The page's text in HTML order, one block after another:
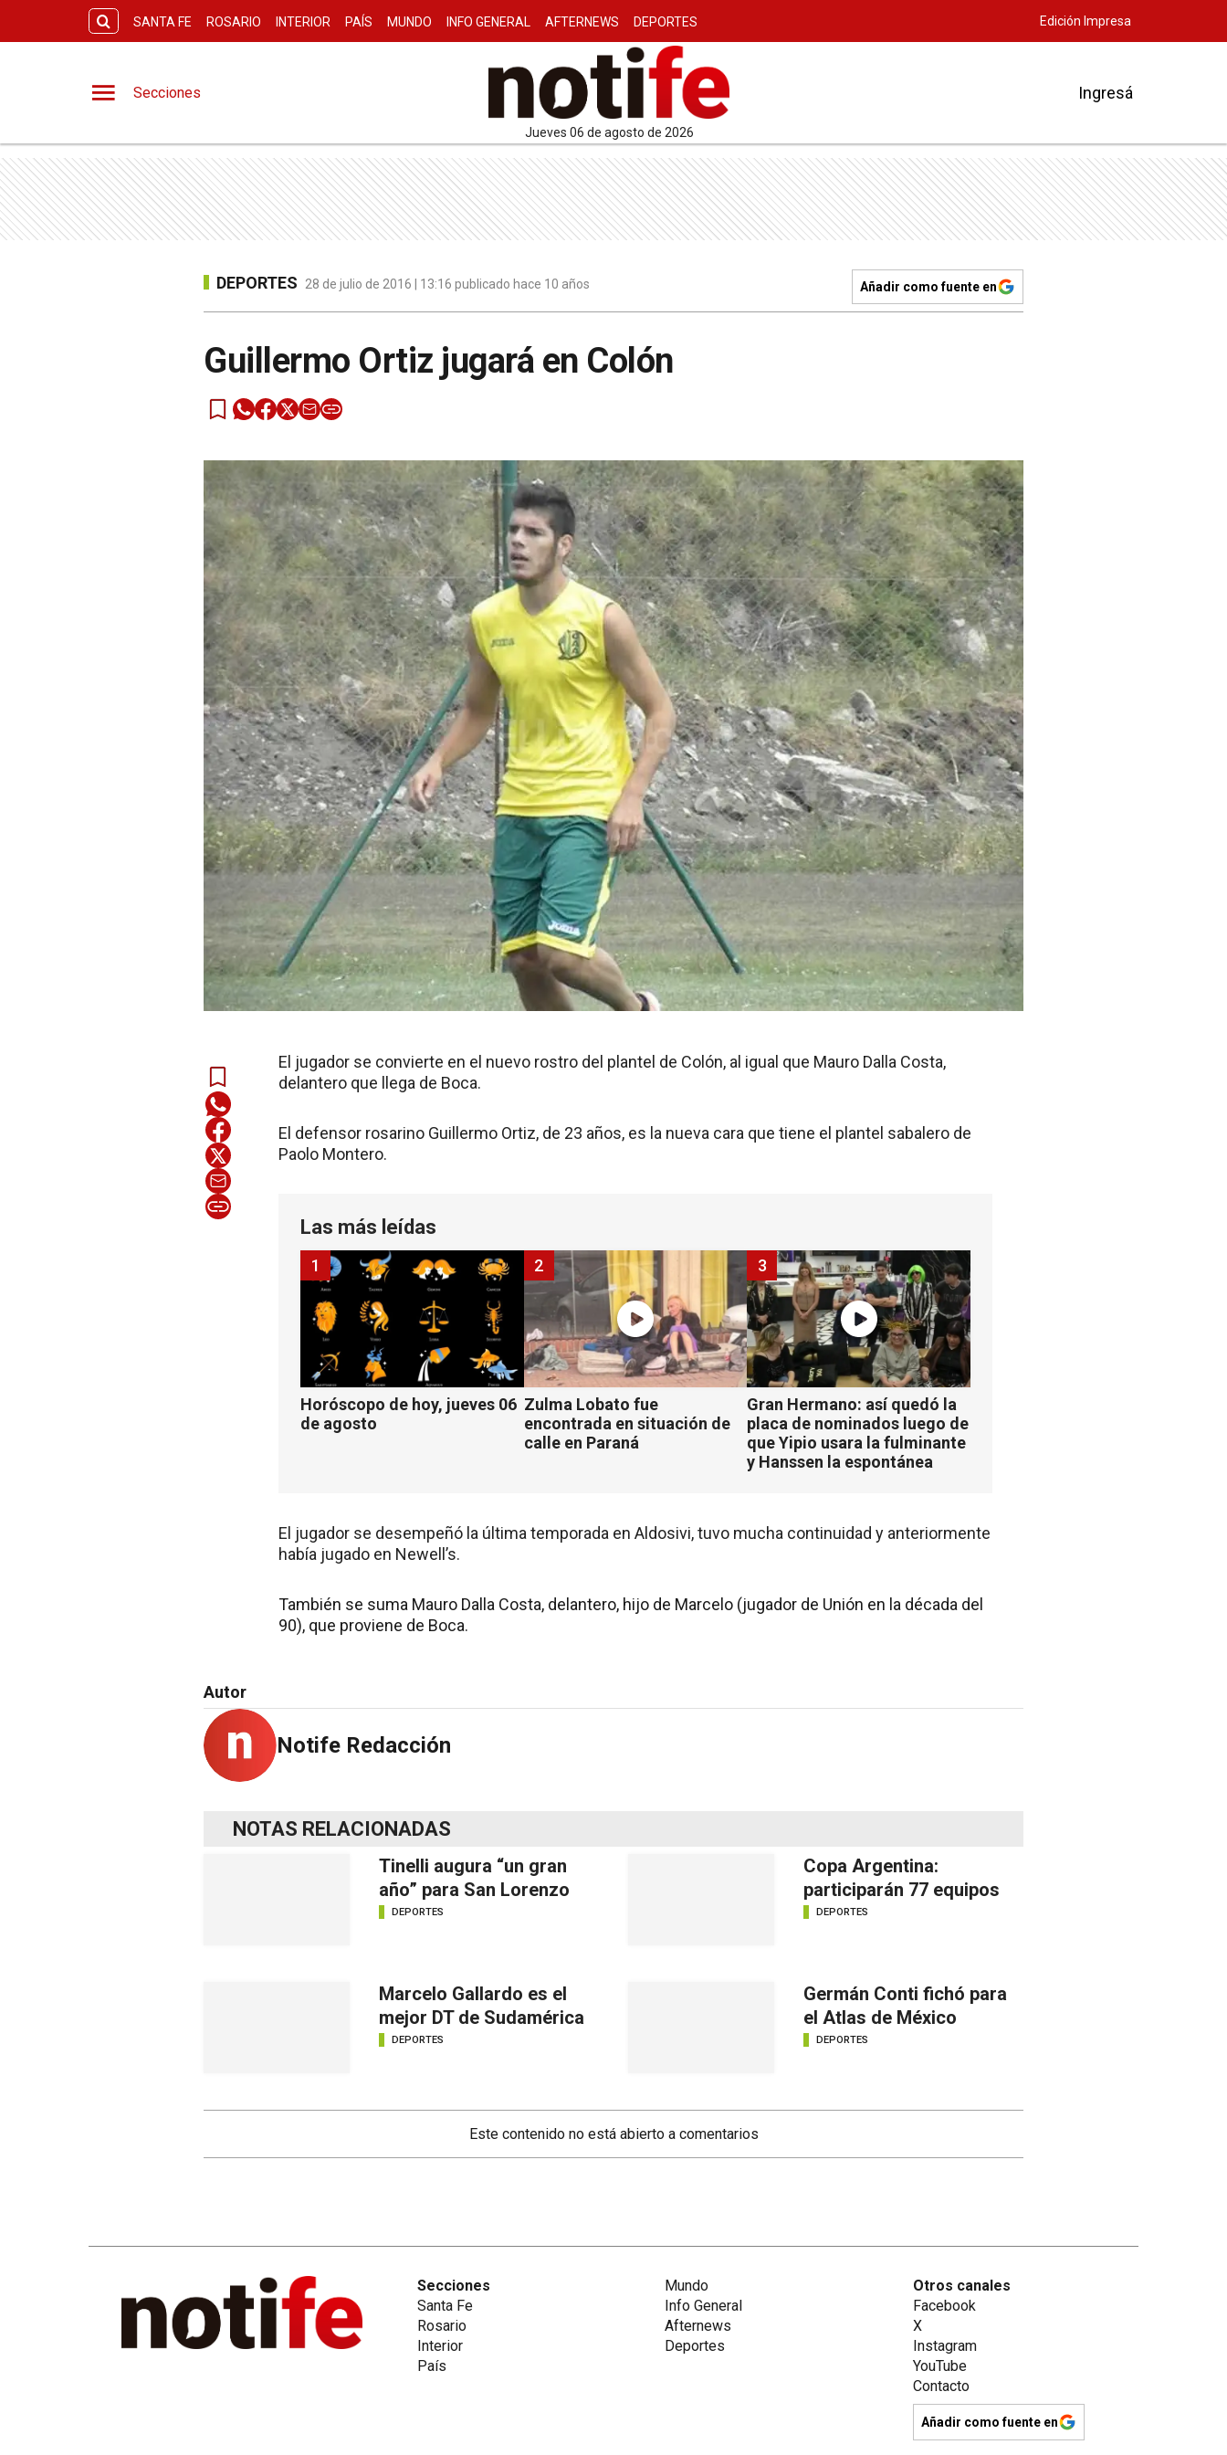
SANTA FE ROSARIO INTERIOR PAÍS MUNDO INFO GENERAL AFTERNEWS DEPORTES Edición Impresa
Secciones
jueves 06 de agosto de 2026
Ingresá
DEPORTES 28 de julio de 2016 | 13:16 publicado hace 10 años Añadir como fuente en
Guillermo Ortiz jugará en Colón
El jugador se convierte en el nuevo rostro del plantel de Colón, al igual que Mauro Dalla Costa,
delantero que llega de Boca.
El defensor rosarino Guillermo Ortiz, de 23 años, es la nueva cara que tiene el plantel sabalero de
Paolo Montero.
Las más leídas
Horóscopo de hoy, jueves 06
de agosto
1
Zulma Lobato fue
encontrada en situación de
calle en Paraná
2
Gran Hermano: así quedó la
placa de nominados luego de
que Yipio usara la fulminante
y Hanssen la espontánea
3
El jugador se desempeñó la última temporada en Aldosivi, tuvo mucha continuidad y anteriormente
había jugado en Newell’s.
También se suma Mauro Dalla Costa, delantero, hijo de Marcelo (jugador de Unión en la década del
90), que proviene de Boca.
Autor
Notife Redacción
NOTAS RELACIONADAS
Tinelli augura “un gran
año” para San Lorenzo
DEPORTES
Copa Argentina:
participarán 77 equipos
DEPORTES
Marcelo Gallardo es el
mejor DT de Sudamérica
DEPORTES
Germán Conti fichó para
el Atlas de México
DEPORTES
Este contenido no está abierto a comentarios
Secciones
Santa Fe
Rosario
Interior
País
Mundo
Info General
Afternews
Deportes
Otros canales
Facebook
X
Instagram
YouTube
Contacto
Añadir como fuente en